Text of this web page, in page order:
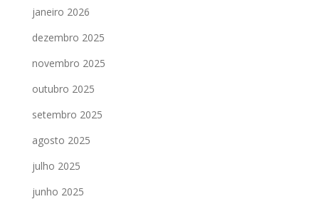
janeiro 2026
dezembro 2025
novembro 2025
outubro 2025
setembro 2025
agosto 2025
julho 2025
junho 2025